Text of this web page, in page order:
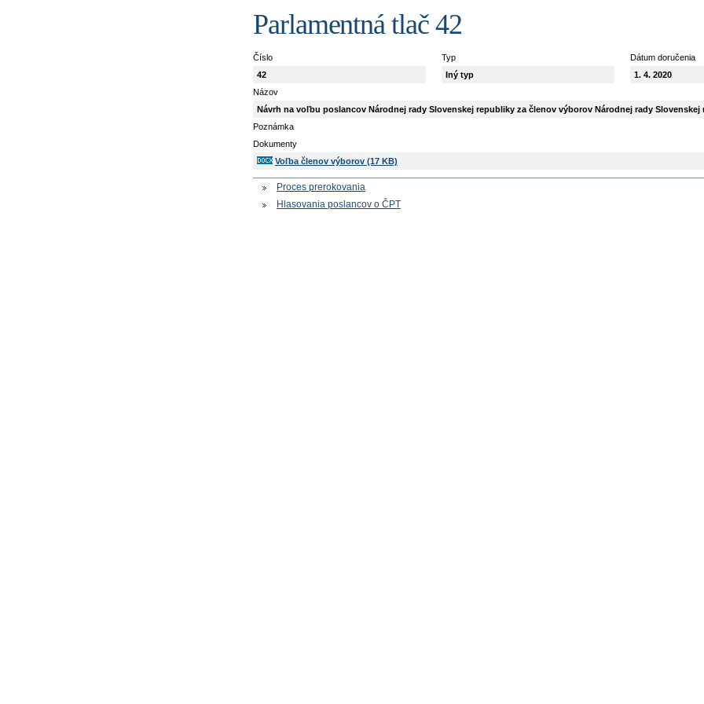
Parlamentná tlač 42
Číslo
42
Typ
Iný typ
Dátum doručenia
1. 4. 2020
Názov
Návrh na voľbu poslancov Národnej rady Slovenskej republiky za členov výborov Národnej rady Slovenskej
Poznámka
Dokumenty
Voľba členov výborov (17 KB)
Proces prerokovania
Hlasovania poslancov o ČPT